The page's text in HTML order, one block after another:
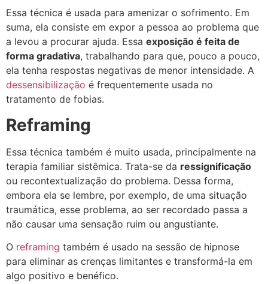
Essa técnica é usada para amenizar o sofrimento. Em
suma, ela consiste em expor a pessoa ao problema que
a levou a procurar ajuda. Essa exposição é feita de
forma gradativa, trabalhando para que, pouco a pouco,
ela tenha respostas negativas de menor intensidade. A
dessensibilização é frequentemente usada no
tratamento de fobias.
Reframing
Essa técnica também é muito usada, principalmente na
terapia familiar sistêmica. Trata-se da ressignificação
ou recontextualização do problema. Dessa forma,
embora ela se lembre, por exemplo, de uma situação
traumática, esse problema, ao ser recordado passa a
não causar uma sensação ruim ou angustiante.
O reframing também é usado na sessão de hipnose
para eliminar as crenças limitantes e transformá-la em
algo positivo e benéfico.